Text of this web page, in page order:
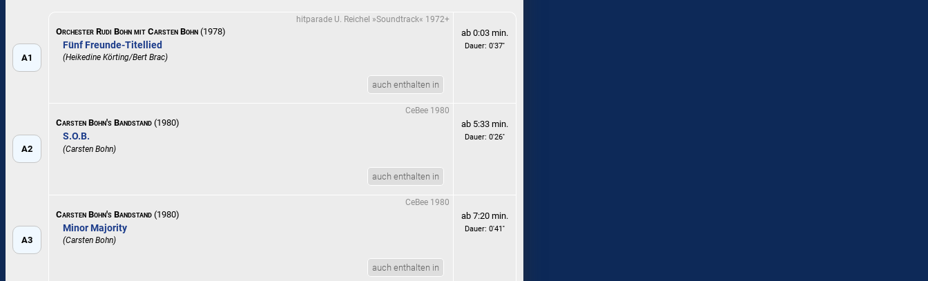
A1
hitparade U. Reichel »Soundtrack« 1972+
Orchester Rudi Bohn mit Carsten Bohn (1978)
Fünf Freunde-Titellied
(Heikedine Körting/Bert Brac)
auch enthalten in
ab 0:03 min.
Dauer: 0'37''
A2
CeBee 1980
Carsten Bohn's Bandstand (1980)
S.O.B.
(Carsten Bohn)
auch enthalten in
ab 5:33 min.
Dauer: 0'26''
A3
CeBee 1980
Carsten Bohn's Bandstand (1980)
Minor Majority
(Carsten Bohn)
auch enthalten in
ab 7:20 min.
Dauer: 0'41''